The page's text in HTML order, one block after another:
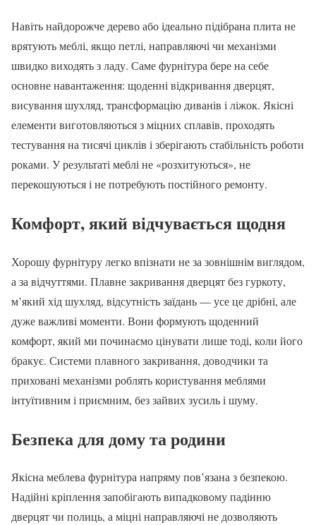
Навіть найдорожче дерево або ідеально підібрана плита не
врятують меблі, якщо петлі, направляючі чи механізми
швидко виходять з ладу. Саме фурнітура бере на себе
основне навантаження: щоденні відкривання дверцят,
висування шухляд, трансформацію диванів і ліжок. Якісні
елементи виготовляються з міцних сплавів, проходять
тестування на тисячі циклів і зберігають стабільність роботи
роками. У результаті меблі не «розхитуються», не
перекошуються і не потребують постійного ремонту.
Комфорт, який відчувається щодня
Хорошу фурнітуру легко впізнати не за зовнішнім виглядом,
а за відчуттями. Плавне закривання дверцят без гуркоту,
м’який хід шухляд, відсутність заїдань — усе це дрібні, але
дуже важливі моменти. Вони формують щоденний
комфорт, який ми починаємо цінувати лише тоді, коли його
бракує. Системи плавного закривання, доводчики та
приховані механізми роблять користування меблями
інтуїтивним і приємним, без зайвих зусиль і шуму.
Безпека для дому та родини
Якісна меблева фурнітура напряму пов’язана з безпекою.
Надійні кріплення запобігають випадковому падінню
дверцят чи полиць, а міцні направляючі не дозволяють